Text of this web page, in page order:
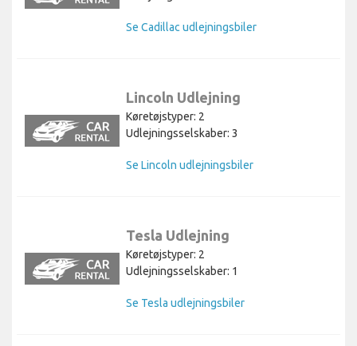
Se Cadillac udlejningsbiler
Lincoln Udlejning
Køretøjstyper: 2
Udlejningsselskaber: 3
Se Lincoln udlejningsbiler
Tesla Udlejning
Køretøjstyper: 2
Udlejningsselskaber: 1
Se Tesla udlejningsbiler